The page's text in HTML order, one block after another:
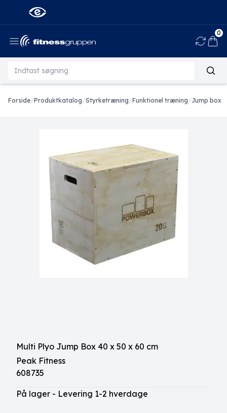
0
Forside/Produktkatalog/Styrketræning/Funktionel træning/Jump box
Multi Plyo Jump Box 40 x 50 x 60 cm
Peak Fitness
608735
På lager - Levering 1-2 hverdage